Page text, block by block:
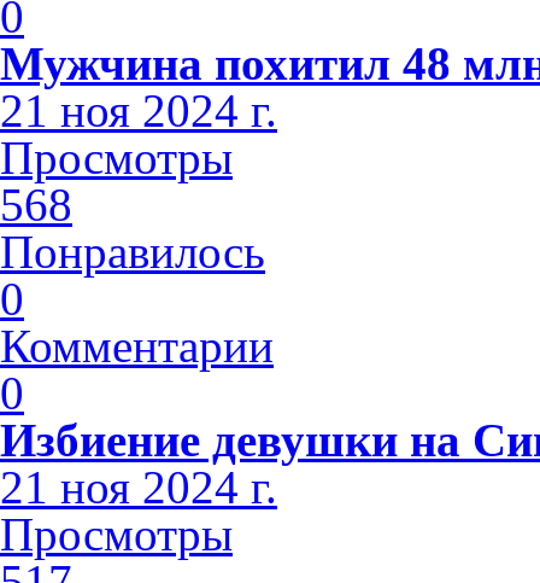
0
Мужчина похитил 48
21 ноя 2024 г.
Просмотры
568
Понравилось
0
Комментарии
0
Избиение девушки на
21 ноя 2024 г.
Просмотры